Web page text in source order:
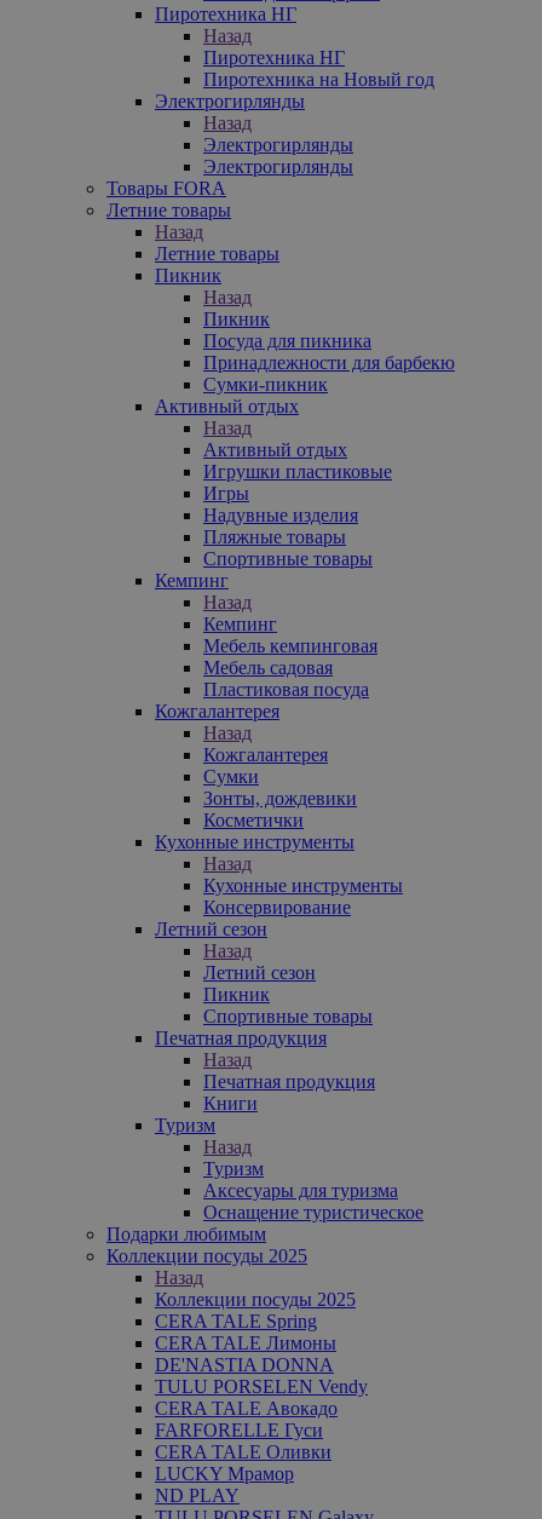
Пиротехника НГ
Назад
Пиротехника НГ
Пиротехника на Новый год
Электрогирлянды
Назад
Электрогирлянды
Электрогирлянды
Товары FORA
Летние товары
Назад
Летние товары
Пикник
Назад
Пикник
Посуда для пикника
Принадлежности для барбекю
Сумки-пикник
Активный отдых
Назад
Активный отдых
Игрушки пластиковые
Игры
Надувные изделия
Пляжные товары
Спортивные товары
Кемпинг
Назад
Кемпинг
Мебель кемпинговая
Мебель садовая
Пластиковая посуда
Кожгалантерея
Назад
Кожгалантерея
Сумки
Зонты, дождевики
Косметички
Кухонные инструменты
Назад
Кухонные инструменты
Консервирование
Летний сезон
Назад
Летний сезон
Пикник
Спортивные товары
Печатная продукция
Назад
Печатная продукция
Книги
Туризм
Назад
Туризм
Аксесуары для туризма
Оснащение туристическое
Подарки любимым
Коллекции посуды 2025
Назад
Коллекции посуды 2025
CERA TALE Spring
CERA TALE Лимоны
DE'NASTIA DONNA
TULU PORSELEN Vendy
CERA TALE Авокадо
FARFORELLE Гуси
CERA TALE Оливки
LUCKY Мрамор
ND PLAY